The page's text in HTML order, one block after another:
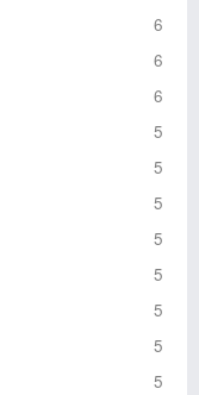
6
6
6
5
5
5
5
5
5
5
5